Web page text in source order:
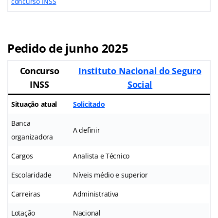
Pedido de junho 2025
Concurso
INSS
Instituto Nacional do Seguro
Social
Situação atual Solicitado
Banca
organizadora
A definir
Cargos Analista e Técnico
Escolaridade Níveis médio e superior
Carreiras Administrativa
Lotação Nacional